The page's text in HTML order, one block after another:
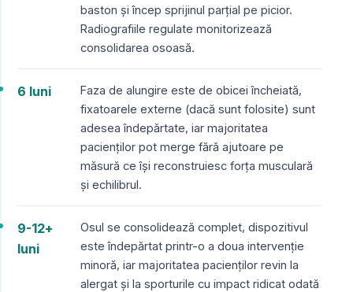
baston și încep sprijinul parțial pe picior.
Radiografiile regulate monitorizează
consolidarea osoasă.
6 luni
Faza de alungire este de obicei încheiată,
fixatoarele externe (dacă sunt folosite) sunt
adesea îndepărtate, iar majoritatea
pacienților pot merge fără ajutoare pe
măsură ce își reconstruiesc forța musculară
și echilibrul.
9-12+
luni
Osul se consolidează complet, dispozitivul
este îndepărtat printr-o a doua intervenție
minoră, iar majoritatea pacienților revin la
alergat și la sporturile cu impact ridicat odată